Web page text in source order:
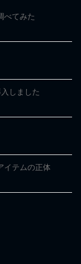
べてみた
しました
イテムの正体